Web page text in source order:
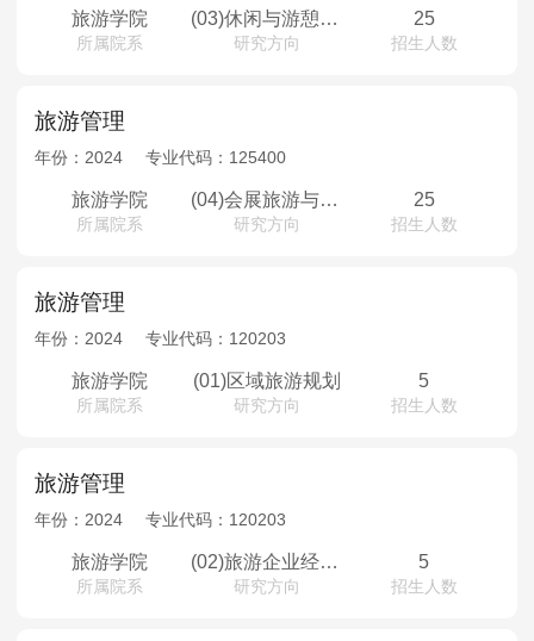
考试真题
报考经验 招生简章
旅游学院
所属院系
(03)休闲与游憩管理
研究方向
25
招生人数
旅游管理
年份： 2024 专业代码： 125400
旅游学院
所属院系
(04)会展旅游与节事管理
研究方向
25
招生人数
旅游管理
年份： 2024 专业代码： 120203
旅游学院
所属院系
(01)区域旅游规划
研究方向
5
招生人数
旅游管理
年份： 2024 专业代码： 120203
旅游学院
所属院系
(02)旅游企业经营与管理
研究方向
5
招生人数